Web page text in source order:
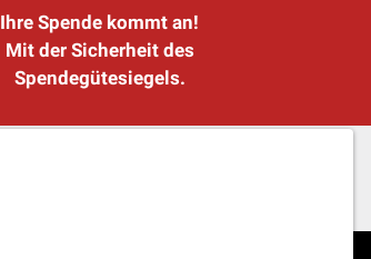
Ihre Spende kommt an!
Mit der Sicherheit des
Spendegütesiegels.